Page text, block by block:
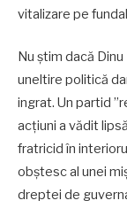
vitalizare pe
Nu știm dacă
uneltire politică
ingrat. Un partid
acțiuni a vădit
fratricid în
obștesc al unei
dreptei de